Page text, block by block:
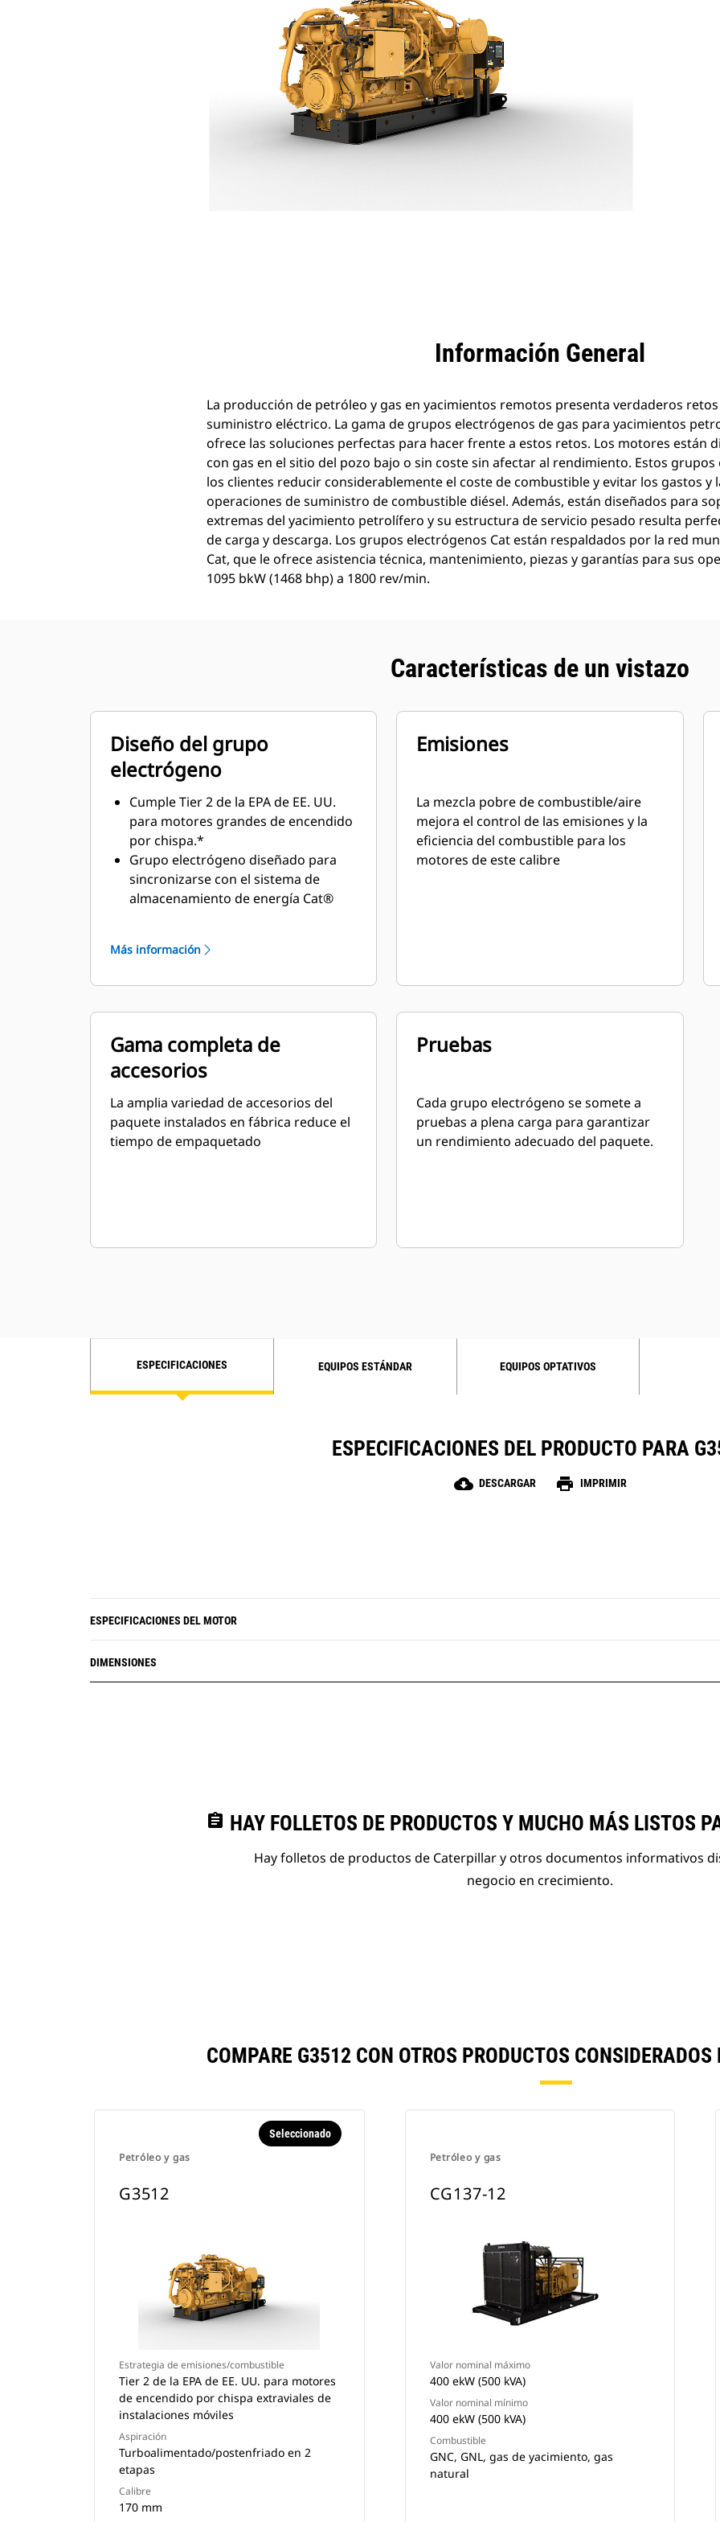
Información General
La producción de petróleo y gas en yacimientos remotos presenta verdaderos
suministro eléctrico. La gama de grupos electrógenos de gas para yacimientos
ofrece las soluciones perfectas para hacer frente a estos retos. Los motores están
con gas en el sitio del pozo bajo o sin coste sin afectar al rendimiento. Estos
los clientes reducir considerablemente el coste de combustible y evitar los gastos y
operaciones de suministro de combustible diésel. Además, están diseñados para
extremas del yacimiento petrolífero y su estructura de servicio pesado resulta
de carga y descarga. Los grupos electrógenos Cat están respaldados por la red
Cat, que le ofrece asistencia técnica, mantenimiento, piezas y garantías para sus
1095 bkW (1468 bhp) a 1800 rev/min.
Características de un vistazo
Diseño del grupo
electrógeno
Cumple Tier 2 de la EPA de EE. UU.
para motores grandes de encendido
por chispa.*
Grupo electrógeno diseñado para
sincronizarse con el sistema de
almacenamiento de energía Cat®
Diseño del motor basado en la
EMCP 4.4 incluido de serie • Camisa
de agua y calentadores de aceite
lubricante incluidos de serie
Base de paquete resistente diseñada
Más información
Emisiones
La mezcla pobre de combustible/aire
mejora el control de las emisiones y la
eficiencia del combustible para los
motores de este calibre
Gama completa de
accesorios
La amplia variedad de accesorios del
paquete instalados en fábrica reduce el
tiempo de empaquetado
Pruebas
Cada grupo electrógeno se somete a
pruebas a plena carga para garantizar
un rendimiento adecuado del paquete.
ESPECIFICACIONES EQUIPOS ESTÁNDAR EQUIPOS OPTATIVOS
ESPECIFICACIONES DEL PRODUCTO PARA
cloud_download DESCARGAR print IMPRIMIR
ESPECIFICACIONES DEL MOTOR
DIMENSIONES
assignment HAY FOLLETOS DE PRODUCTOS Y MUCHO MÁS LISTOS
Hay folletos de productos de Caterpillar y otros documentos informativos
negocio en crecimiento.
COMPARE G3512 CON OTROS PRODUCTOS
Petróleo y gas
Seleccionado
G3512
Estrategia de emisiones/combustible
Tier 2 de la EPA de EE. UU. para motores
de encendido por chispa extraviales de
instalaciones móviles
Aspiración
Turboalimentado/postenfriado en 2
etapas
Calibre
170 mm
Petróleo y gas
CG137-12
Valor nominal máximo
400 ekW (500 kVA)
Valor nominal mínimo
400 ekW (500 kVA)
Combustible
GNC, GNL, gas de yacimiento, gas
natural